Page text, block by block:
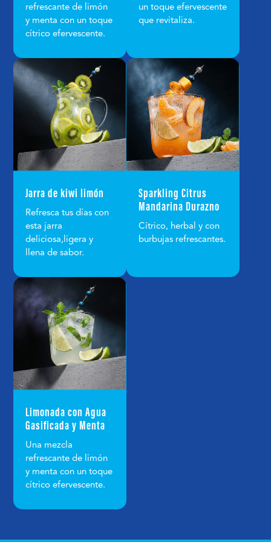
refrescante de limón
y menta con un toque
cítrico efervescente.
un toque efervescente
que revitaliza.
Jarra de kiwi limón
Refresca tus días con
esta jarra
deliciosa,ligera y
llena de sabor.
Sparkling Citrus
Mandarina Durazno
Cítrico, herbal y con
burbujas refrescantes.
Limonada con Agua
Gasificada y Menta
Una mezcla
refrescante de limón
y menta con un toque
cítrico efervescente.